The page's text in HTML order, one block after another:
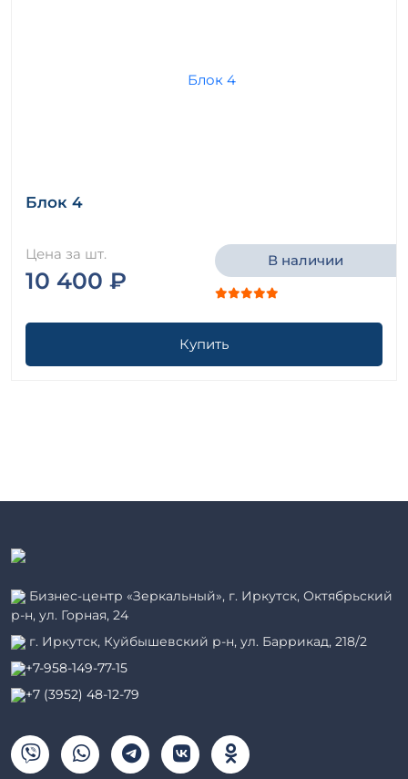
Блок 4
Цена за шт.
10 400 ₽
В наличии
Купить
Бизнес-центр «Зеркальный», г. Иркутск, Октябрьский
р-н, ул. Горная, 24
г. Иркутск, Куйбышевский р-н, ул. Баррикад, 218/2
+7-958-149-77-15
+7 (3952) 48-12-79